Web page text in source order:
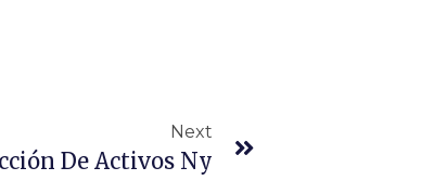
Next
De Activos Ny